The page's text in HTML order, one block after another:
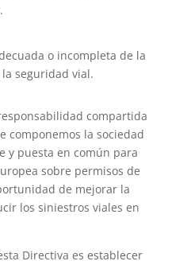
o incompleta de la
seguridad vial.
compartida
componemos la sociedad
y puesta en común para
sobre permisos de
de mejorar la
los siniestros viales en
Directiva es establecer